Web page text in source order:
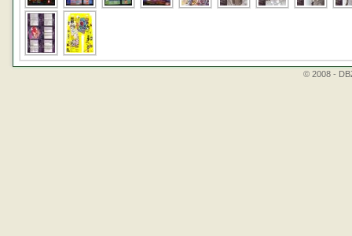
© 2008 -